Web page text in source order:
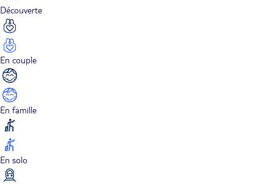
Découverte
En couple
En famille
En solo